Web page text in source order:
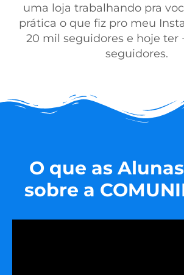
uma loja trabalhando pra
prática o que fiz pro meu
20 mil seguidores e hoje ter
seguidores.
O que as
sobre a